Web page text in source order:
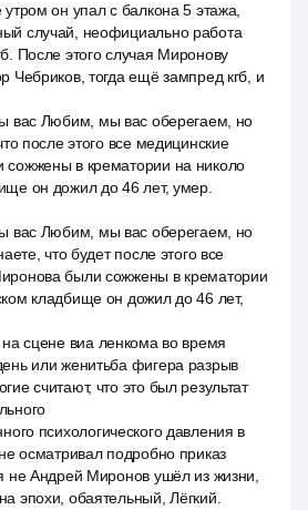
он упал с балкона 5 этажа,
случай, неофициально работа
После этого случая Миронову
Чебриков, тогда ещё зампред кгб, и
вас Любим, мы вас оберегаем, но
после этого все медицинские
в крематории на николо
он дожил до 46 лет, умер.
вас Любим, мы вас оберегаем, но
что будет после этого все
были сожжены в крематории
кладбище он дожил до 46 лет,
сцене виа ленкома во время
или женитьба фигера разрыв
считают, что это был результат
психологического давления в
осматривал подробно приказ
не Андрей Миронов ушёл из жизни,
эпохи, обаятельный, Лёгкий.